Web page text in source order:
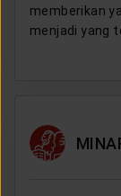
memberikan
menjadi yang